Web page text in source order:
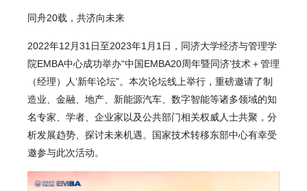
同舟20载，共济向未来
2022年12月31日至2023年1月1日，同济大学经济与管理学
院EMBA中心成功举办“中国EMBA20周年暨同济‘技术＋管理
（经理）人’新年论坛”。本次论坛线上举行，重磅邀请了制
造业、金融、地产、新能源汽车、数字智能等诸多领域的知
名专家、学者、企业家以及公共部门相关权威人士共聚，分
析发展趋势、探讨未来机遇。国家技术转移东部中心有幸受
邀参与此次活动。